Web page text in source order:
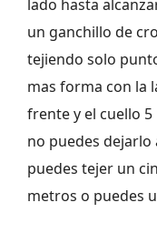
lado hasta
un ganchillo de
tejiendo solo
mas forma con la
frente y el cuello
no puedes dejarlo
puedes tejer un
metros o puedes